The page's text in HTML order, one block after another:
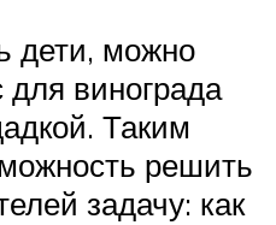
дети, можно
для винограда
Таким
решить
задачу: как